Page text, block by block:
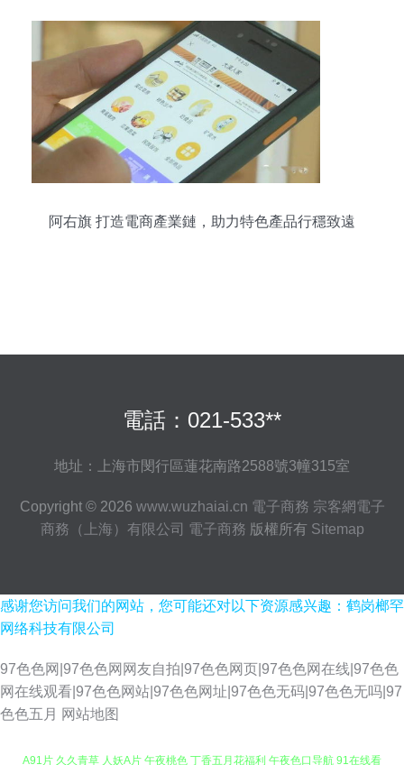
阿右旗 打造電商產業鏈，助力特色產品行穩致遠
電話：021-533**
地址：上海市閔行區蓮花南路2588號3幢315室
Copyright © 2026 www.wuzhaiai.cn 電子商務 宗客網電子
商務（上海）有限公司 電子商務 版權所有 Sitemap
感谢您访问我们的网站，您可能还对以下资源感兴趣：鹤岗榔罕
网络科技有限公司
97色色网|97色色网网友自拍|97色色网页|97色色网在线|97色色
网在线观看|97色色网站|97色色网址|97色色无码|97色色无吗|97
色色五月 网站地图